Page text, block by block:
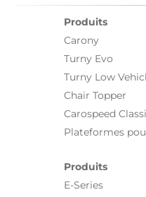
Produits
Carony
Turny Evo
Turny Low
Chair Topper
Carospeed
Plateformes
Produits
E-Series